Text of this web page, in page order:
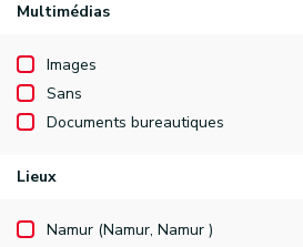
Multimédias
Images
Sans
Documents bureautiques
Lieux
Namur (Namur, Namur )